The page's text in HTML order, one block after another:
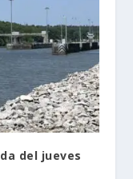
del jueves